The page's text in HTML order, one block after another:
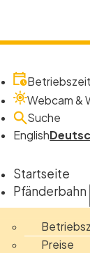
Webcam &
Suche
English
Startseite
Pfänderbahn
Preise